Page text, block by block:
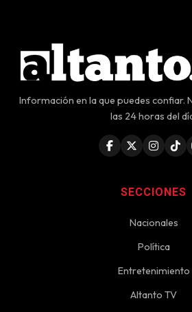
Información en la que puedes confiar.
las 24 horas del
SECCIONES
Nacionales
Política
Entretenimiento
Altanto TV